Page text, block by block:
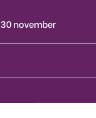
30 november